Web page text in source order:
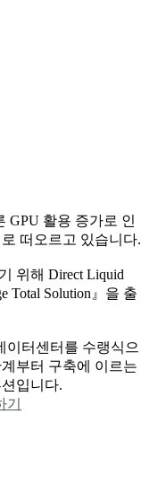
GPU 활용 증가로 인
떠오르고 있습니다.
위해 Direct Liquid
Total Solution』을 출
이터센터를 수랭식으
부터 구축에 이르는
입니다.